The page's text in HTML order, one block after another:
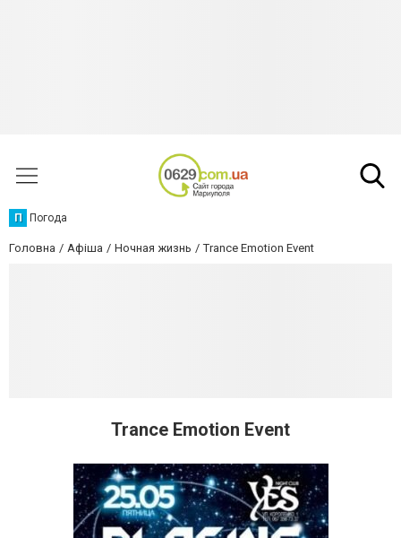
П Погода
Головна Афіша Ночная жизнь Trance Emotion Event
Trance Emotion Event